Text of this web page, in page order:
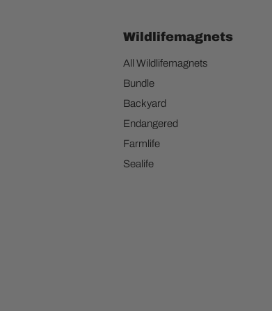
Wildlifemagnets
All Wildlifemagnets
Bundle
Backyard
Endangered
Farmlife
Sealife